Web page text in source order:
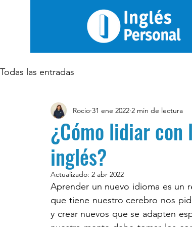
Todas las entradas
¿Cómo lidiar
inglés?
Rocio 31 ene 2022 2 min de lectura
Actualizado: 2 abr 2022
Aprender un nuevo idioma es un
que tiene nuestro cerebro nos
y crear nuevos que se adapten